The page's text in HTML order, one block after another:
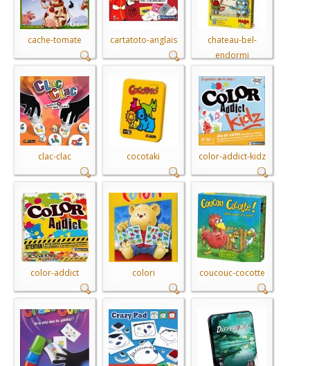
cache-tomate cartatoto-anglais
chateau-bel-
endormi
clac-clac cocotaki color-addict-kidz
color-addict colori coucouc-cocotte